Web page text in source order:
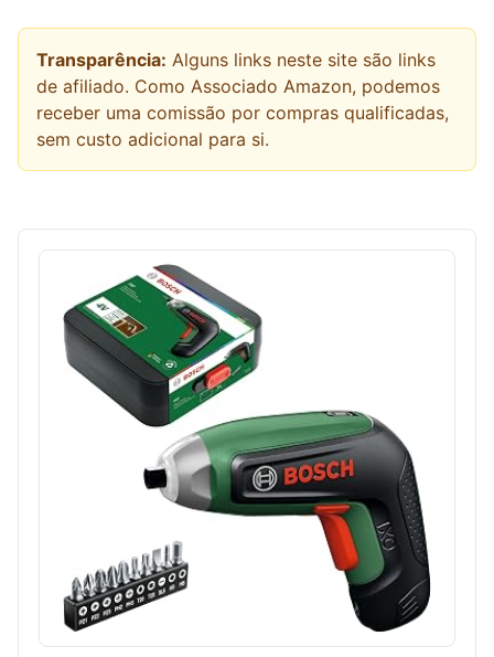
Transparência: Alguns links neste site são links
de afiliado. Como Associado Amazon, podemos
receber uma comissão por compras qualificadas,
sem custo adicional para si.